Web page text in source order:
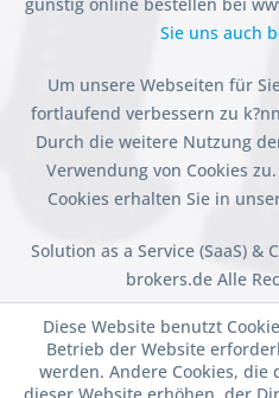
günstig online bestellen bei
Sie uns auch
Um unsere Webseiten für
fortlaufend verbessern zu
Durch die weitere Nutzung
Verwendung von Cookies
Cookies erhalten Sie in
Solution as a Service (SaaS)
brokers.de Alle
Diese Website benutzt
Betrieb der Website
werden. Andere Cookies,